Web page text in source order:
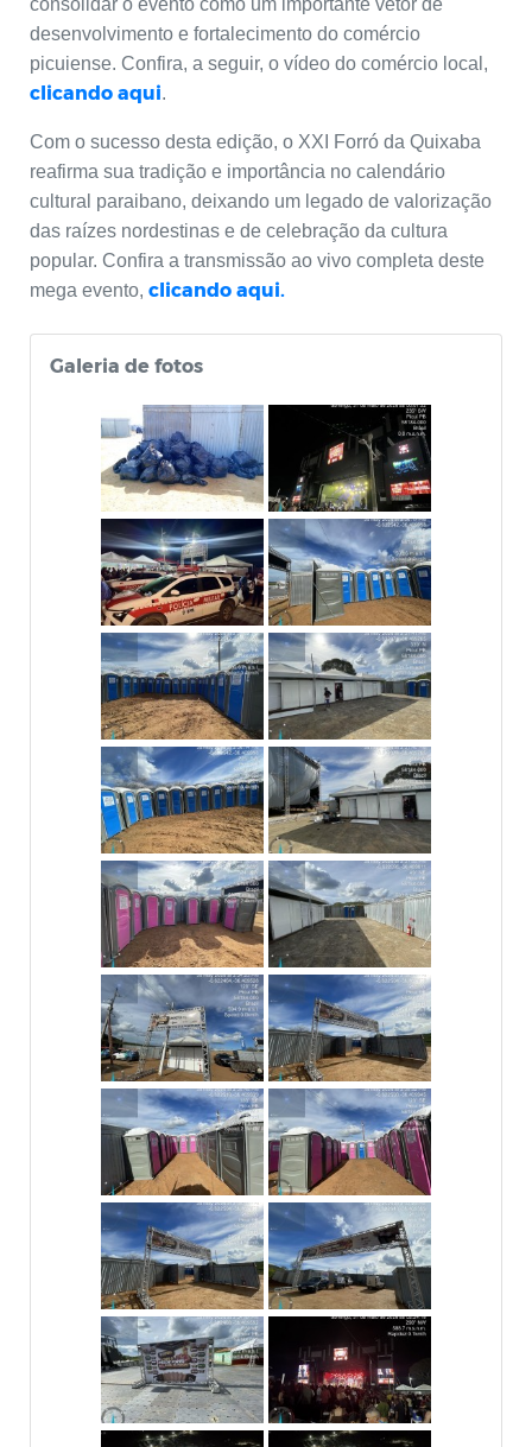
desenvolvimento e fortalecimento do comércio
picuiense. Confira, a seguir, o vídeo do comércio local,
clicando aqui.
Com o sucesso desta edição, o XXI Forró da Quixaba
reafirma sua tradição e importância no calendário
cultural paraibano, deixando um legado de valorização
das raízes nordestinas e de celebração da cultura
popular. Confira a transmissão ao vivo completa deste
mega evento, clicando aqui.
Galeria de fotos